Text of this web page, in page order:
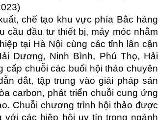
chế tạo khu vực phía Bắc hàng
cầu đầu tư thiết bị, máy móc nhằm
tại Hà Nội cùng các tỉnh lân cận
Dương, Ninh Bình, Phú Thọ, Hải
cấp chuỗi các buổi hội thảo chuyên
dắt, tập trung vào giải pháp sản
carbon, phát triển chuỗi cung ứng
Chuỗi chương trình hội thảo được
với các hiệp hội uy tín trong ngành